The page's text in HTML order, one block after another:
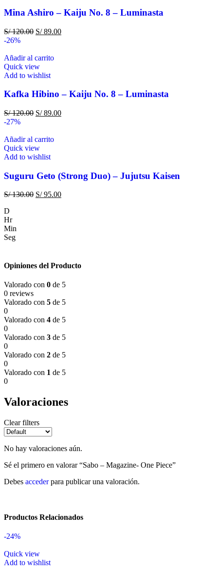
Mina Ashiro – Kaiju No. 8 – Luminasta
S/120.00 S/89.00
-26%
Añadir al carrito
Quick view
Add to wishlist
Kafka Hibino – Kaiju No. 8 – Luminasta
S/120.00 S/89.00
-27%
Añadir al carrito
Quick view
Add to wishlist
Suguru Geto (Strong Duo) – Jujutsu Kaisen
S/130.00 S/95.00
D
Hr
Min
Seg
Opiniones del Producto
Valorado con 0 de 5
0 reviews
Valorado con 5 de 5
0
Valorado con 4 de 5
0
Valorado con 3 de 5
0
Valorado con 2 de 5
0
Valorado con 1 de 5
0
Valoraciones
Clear filters
No hay valoraciones aún.
Sé el primero en valorar “Sabo – Magazine- One Piece”
Debes accederpara publicar una valoración.
Productos Relacionados
-24%
Quick view
Add to wishlist